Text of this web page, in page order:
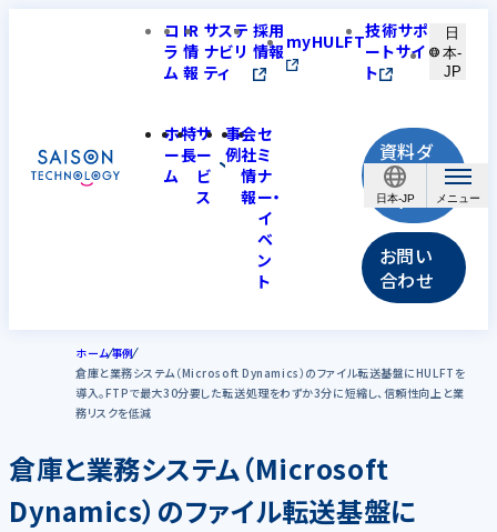
日本-JP
コ
ラ
ム
IR
情
報
サステ
ナビリ
ティ
採用
情報myHULFT技術サポ
ートサイ
ト
日
本-
JP
ホ
ー
ム
特
長
サ
ー
ビ
ス
事
例
会
社
情
報
セ
ミ
ナ
ー・
イ
ベ
ン
ト
資料ダ
ウンロ
ード
お問い
合わせ
ホーム事例
倉庫と業務システム（Microsoft Dynamics）のファイル転送基盤にHULFTを
導入。FTPで最大30分要した転送処理をわずか3分に短縮し、信頼性向上と業
務リスクを低減
倉庫と業務システム（Microsoft
Dynamics）のファイル転送基盤に